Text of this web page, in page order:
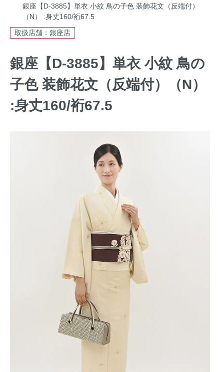
銀座【D-3885】単衣 小紋 鳥の子色 装飾花文（反端付）
（N） :身丈160/裄67.5
取扱店舗：銀座店
銀座【D-3885】単衣 小紋 鳥の
子色 装飾花文（反端付）（N）
:身丈160/裄67.5